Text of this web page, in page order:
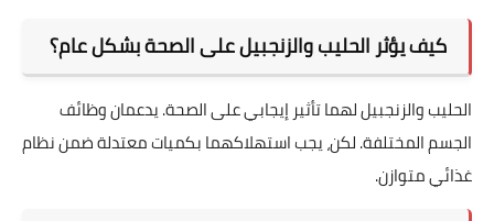
كيف يؤثر الحليب والزنجبيل على الصحة بشكل عام؟
الحليب والزنجبيل لهما تأثير إيجابي على الصحة. يدعمان وظائف
الجسم المختلفة. لكن، يجب استهلاكهما بكميات معتدلة ضمن نظام
غذائي متوازن.